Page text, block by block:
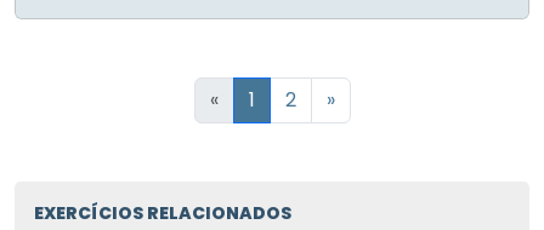
« 1 2 »
EXERCÍCIOS RELACIONADOS